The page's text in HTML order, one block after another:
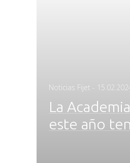
Noticias Fijet - Posted
La
este año